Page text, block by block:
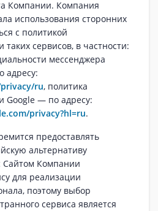
Компании. Компания
использования сторонних
с политикой
сервисов, в частности:
мессенджера
адресу:
ru, политика
Google — по адресу:
privacy?hl=ru.
предоставлять
альтернативу
Сайтом Компании
для реализации
поэтому выбор
сервиса является